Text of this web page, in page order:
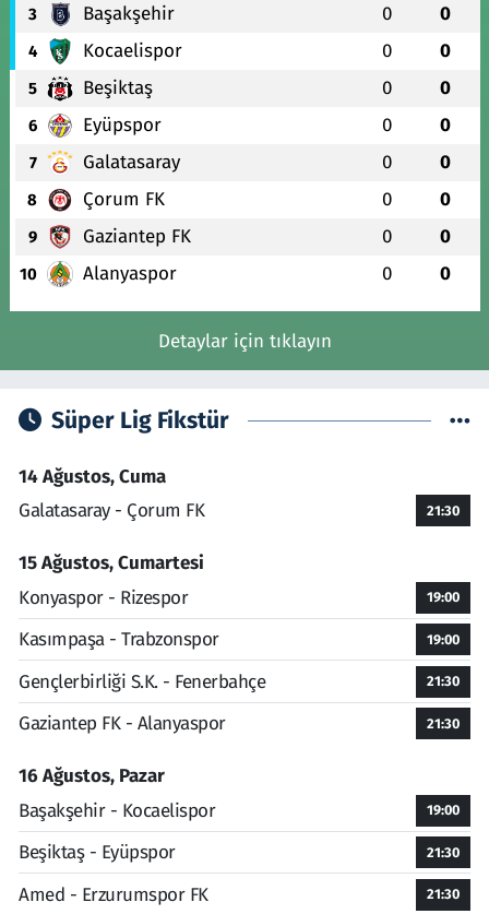
3 Başakşehir 0 0
4 Kocaelispor 0 0
5 Beşiktaş 0 0
6 Eyüpspor 0 0
7 Galatasaray 0 0
8 Çorum FK 0 0
9 Gaziantep FK 0 0
10 Alanyaspor 0 0
Detaylar için tıklayın
Süper Lig Fikstür
14 Ağustos, Cuma
Galatasaray - Çorum FK
21:30
15 Ağustos, Cumartesi
Konyaspor - Rizespor
19:00
Kasımpaşa - Trabzonspor 19:00
Gençlerbirliği S.K. - Fenerbahçe 21:30
Gaziantep FK - Alanyaspor 21:30
16 Ağustos, Pazar
Başakşehir - Kocaelispor
19:00
Beşiktaş - Eyüpspor 21:30
Amed - Erzurumspor FK 21:30